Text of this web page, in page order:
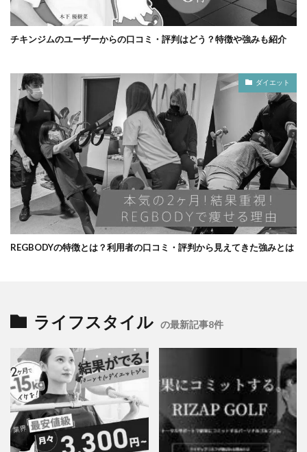
チキンジムのユーザーからの口コミ・評判はどう？特徴や強みも紹介
ダイエット
REGBODYの特徴とは？利用者の口コミ・評判から見えてきた強みとは
ライフスタイル の最新記事8件